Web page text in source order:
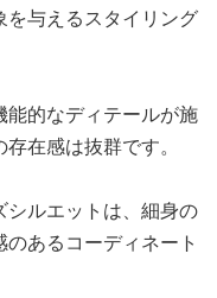
を与えるスタイリング
的なディテールが施
在感は抜群です。
ルエットは、細身の
あるコーディネート